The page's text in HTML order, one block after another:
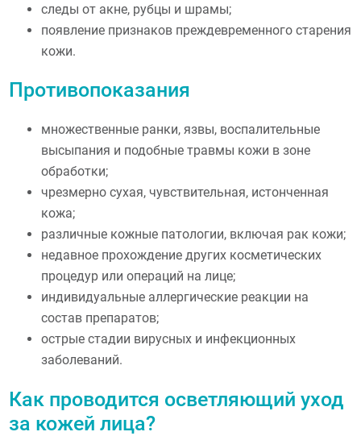
следы от акне, рубцы и шрамы;
появление признаков преждевременного старения
кожи.
Противопоказания
множественные ранки, язвы, воспалительные
высыпания и подобные травмы кожи в зоне
обработки;
чрезмерно сухая, чувствительная, истонченная
кожа;
различные кожные патологии, включая рак кожи;
недавное прохождение других косметических
процедур или операций на лице;
индивидуальные аллергические реакции на
состав препаратов;
острые стадии вирусных и инфекционных
заболеваний.
Как проводится осветляющий уход
за кожей лица?